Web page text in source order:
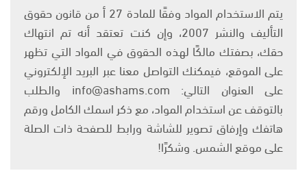
يتم الاستخدام المواد وفقًا للمادة 27 أ من قانون حقوق
التأليف والنشر 2007، وإن كنت تعتقد أنه تم انتهاك
حقك، بصفتك مالكًا لهذه الحقوق في المواد التي تظهر
على الموقع، فيمكنك التواصل معنا عبر البريد الإلكتروني
على العنوان التالي: info@ashams.com والطلب
بالتوقف عن استخدام المواد، مع ذكر اسمك الكامل ورقم
هاتفك وإرفاق تصوير للشاشة ورابط للصفحة ذات الصلة
على موقع الشمس. وشكرًا!